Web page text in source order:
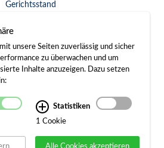
Gerichtsstand
erklären
& KONTAKT
Besuch / Anfahrt
Kontakt
unsere Seiten zuverlässig und sicher
zu überwachen und um
Inhalte anzuzeigen. Dazu setzen
Statistiken
1 Cookie
Alle Cookies akzeptieren